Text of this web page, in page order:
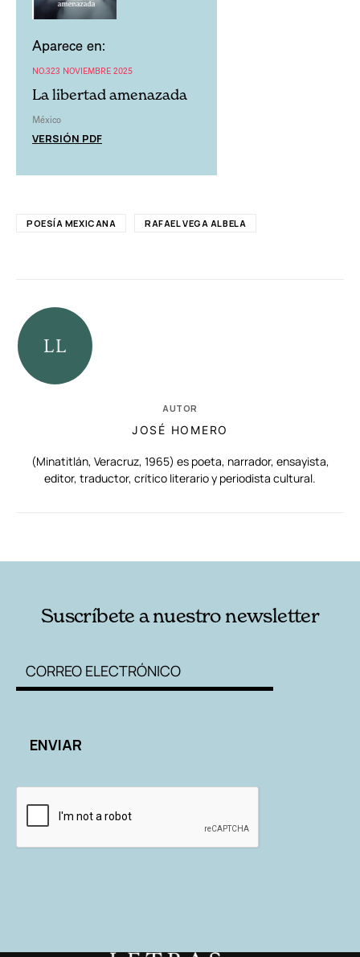
Aparece en:
NO.323 NOVIEMBRE 2025
La libertad amenazada
México
VERSIÓN PDF
POESÍA MEXICANA RAFAEL VEGA ALBELA
AUTOR
JOSÉ HOMERO
(Minatitlán, Veracruz, 1965) es poeta, narrador, ensayista,
editor, traductor, crítico literario y periodista cultural.
Suscríbete a nuestro newsletter